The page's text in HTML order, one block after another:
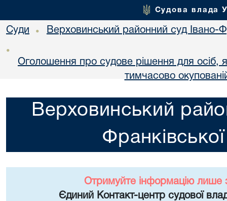
Судова влада
Суди • Верховинський районний суд Івано-
•
Оголошення про судове рішення для осіб,
тимчасово
Верховинський
Отримуйте інформацію лише
Єдиний Контакт-центр судової